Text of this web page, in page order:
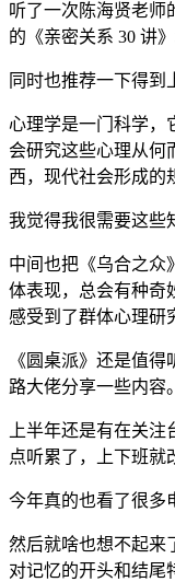
听了一次陈海贤老师
的《亲密关系 30 讲
同时也推荐一下得到
心理学是一门科学，
会研究这些心理从何
西，现代社会形成的
我觉得我很需要这些
中间也把《乌合之众
体表现，总会有种奇
感受到了群体心理
《圆桌派》还是值
路大佬分享一些内容。
上半年还是有在关
点听累了，上下班就
今年真的也看了很多
然后就啥也想不起来
对记忆的开头和结尾